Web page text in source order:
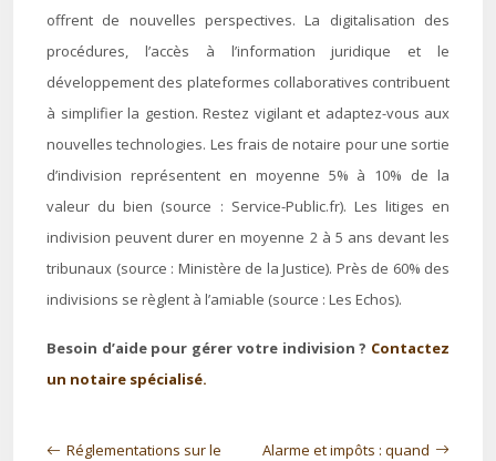
offrent de nouvelles perspectives. La digitalisation des
procédures, l’accès à l’information juridique et le
développement des plateformes collaboratives contribuent
à simplifier la gestion. Restez vigilant et adaptez-vous aux
nouvelles technologies. Les frais de notaire pour une sortie
d’indivision représentent en moyenne 5% à 10% de la
valeur du bien (source : Service-Public.fr). Les litiges en
indivision peuvent durer en moyenne 2 à 5 ans devant les
tribunaux (source : Ministère de la Justice). Près de 60% des
indivisions se règlent à l’amiable (source : Les Echos).
Besoin d’aide pour gérer votre indivision ? Contactez
un notaire spécialisé.
Réglementations sur le
Alarme et impôts : quand